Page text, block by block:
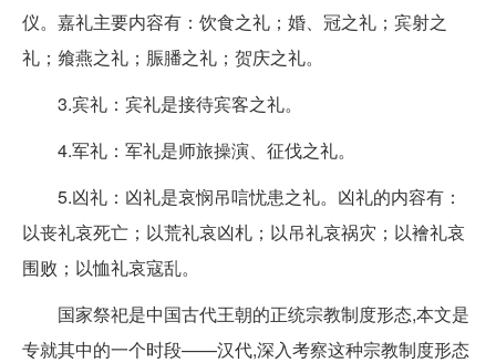
仪。嘉礼主要内容有：饮食之礼；婚、冠之礼；宾射之
礼；飨燕之礼；脤膰之礼；贺庆之礼。
3.宾礼：宾礼是接待宾客之礼。
4.军礼：军礼是师旅操演、征伐之礼。
5.凶礼：凶礼是哀悯吊唁忧患之礼。凶礼的内容有：
以丧礼哀死亡；以荒礼哀凶札；以吊礼哀祸灾；以襘礼哀
围败；以恤礼哀寇乱。
国家祭祀是中国古代王朝的正统宗教制度形态,本文是
专就其中的一个时段——汉代,深入考察这种宗教制度形态